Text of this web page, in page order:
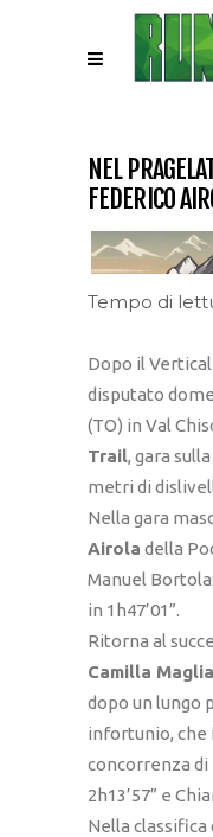
NEL
FEDERICO
Tempo di
Dopo il
disputato
(TO) in Val
Trail, gara
metri di
Nella gara
Airola della
Manuel
in 1h47’01”.
Ritorna al
Camilla
dopo un lungo
infortunio, che
concorrenza di
2h13’57” e
Nella